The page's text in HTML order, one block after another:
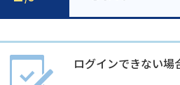
ログインできない